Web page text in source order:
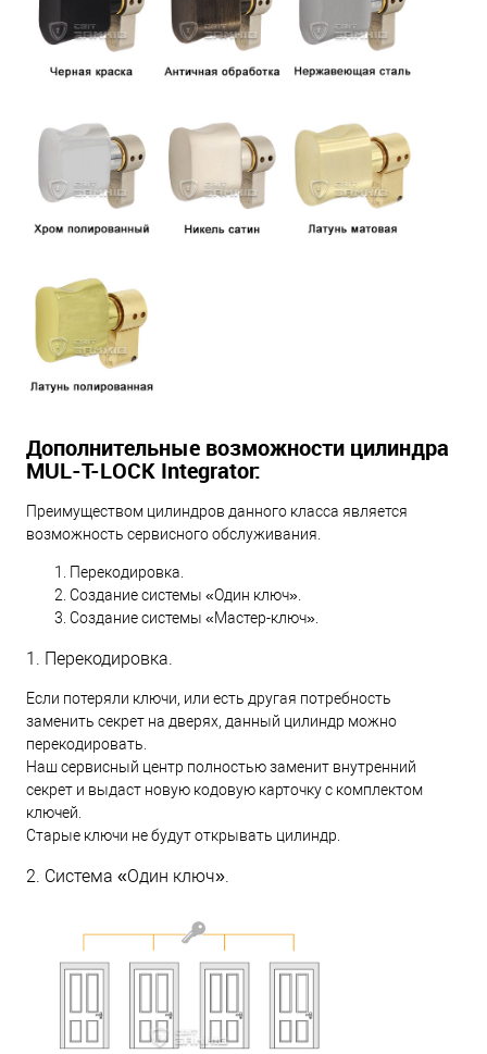
Дополнительные возможности цилиндра
MUL-T-LOCK Integrator:
Преимуществом цилиндров данного класса является
возможность сервисного обслуживания.
Перекодировка.
Создание системы «Один ключ».
Создание системы «Мастер-ключ».
1. Перекодировка.
Если потеряли ключи, или есть другая потребность
заменить секрет на дверях, данный цилиндр можно
перекодировать.
Наш сервисный центр полностью заменит внутренний
секрет и выдаст новую кодовую карточку с комплектом
ключей.
Старые ключи не будут открывать цилиндр.
2. Система «Один ключ».